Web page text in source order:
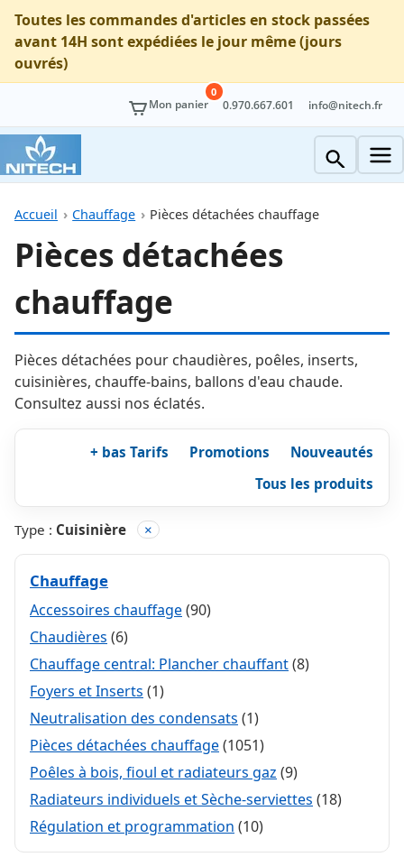
Toutes les commandes d'articles en stock passées
avant 14H sont expédiées le jour même (jours
ouvrés)
Mon panier
0
0.970.667.601 info@nitech.fr
Accueil Chauffage Pièces détachées chauffage
Pièces détachées
chauffage
Pièces détachées pour chaudières, poêles, inserts,
cuisinières, chauffe-bains, ballons d'eau chaude.
Consultez aussi nos éclatés.
+ bas Tarifs Promotions
Nouveautés
Tous les produits
Type : Cuisinière ×
Chauffage
Accessoires chauffage(90)
Chaudières (6)
Chauffage central: Plancher chauffant(8)
Foyers et Inserts (1)
Neutralisation des condensats (1)
Pièces détachées chauffage(1051)
Poêles à bois, fioul et radiateurs gaz (9)
Radiateurs individuels et Sèche-serviettes (18)
Régulation et programmation (10)